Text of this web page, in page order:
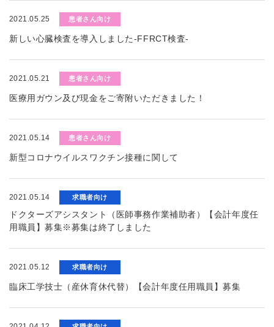
2021.05.25 患者さん向け
新しい心臓検査を導入しました-FFRCT検査-
2021.05.21 患者さん向け
医療用ガウン及び現金をご寄附いただきました！
2021.05.14 患者さん向け
新型コロナウイルスワクチン接種に関して
2021.05.14 求職者向け
ドクターズアシスタント（医師事務作業補助者）【会計年度任
用職員】募集※募集は終了しました
2021.05.12 求職者向け
臨床工学技士（産休育休代替）【会計年度任用職員】募集